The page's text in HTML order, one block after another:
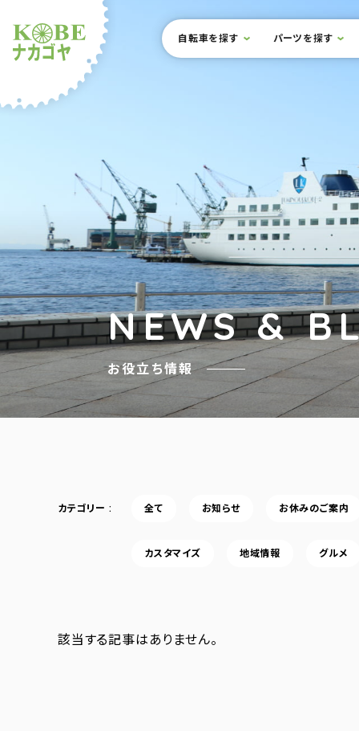
サイト内メニュー
本文までスキップ
自転車を探す パーツを探す
NEWS &
お役立ち情報
カテゴリー 全て お知らせ お休みのご案内
カスタマイズ 地域情報 グルメ
該当する記事はありません。